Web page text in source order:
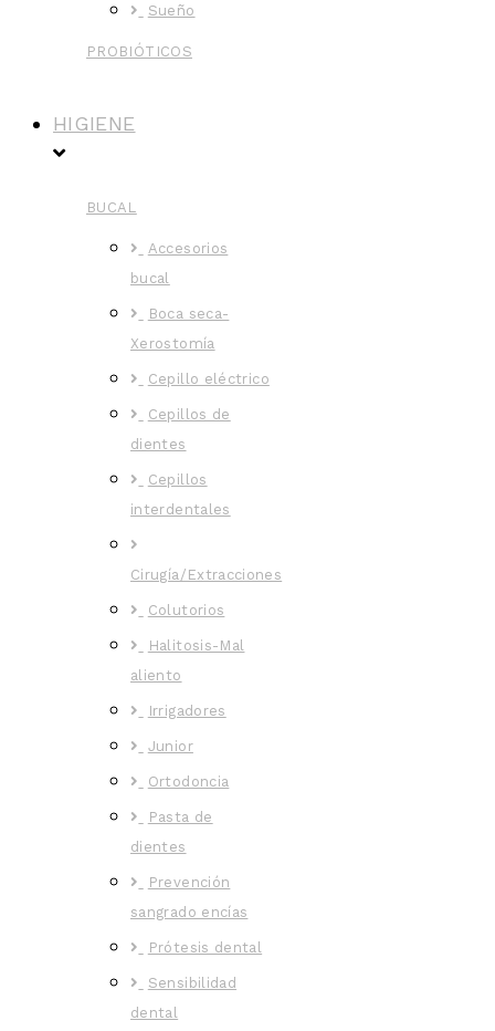
Sueño
PROBIÓTICOS
HIGIENE
BUCAL
Accesorios
bucal
Boca seca-
Xerostomía
Cepillo eléctrico
Cepillos de
dientes
Cepillos
interdentales
Cirugía/Extracciones
Colutorios
Halitosis-Mal
aliento
Irrigadores
Junior
Ortodoncia
Pasta de
dientes
Prevención
sangrado encías
Prótesis dental
Sensibilidad
dental